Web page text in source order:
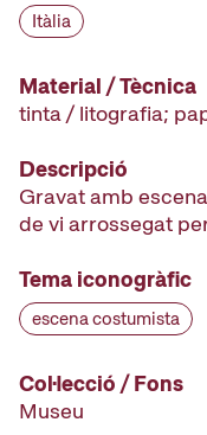
Itàlia
Material / Tècnica
tinta / litografia;
Descripció
Gravat amb
de vi arrossegat
Tema iconogràfic
escena costumista
Col·lecció / Fons
Museu